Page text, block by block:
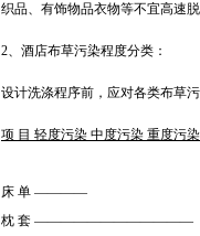
织品、有饰物品衣物等不宜高速
2、 酒店布草污染程度分类：
设计洗涤程序前，应对各类布草
项 目 轻度污染 中度污染 重度污染
床 单 ————
枕 套 ————————————